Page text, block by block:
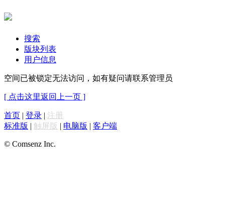
搜索
版块列表
用户信息
空间已被锁定无法访问，如有疑问请联系管理员
[ 点击这里返回上一页 ]
首页 | 登录 | 注册
标准版 | 触屏版 | 电脑版 | 客户端
© Comsenz Inc.